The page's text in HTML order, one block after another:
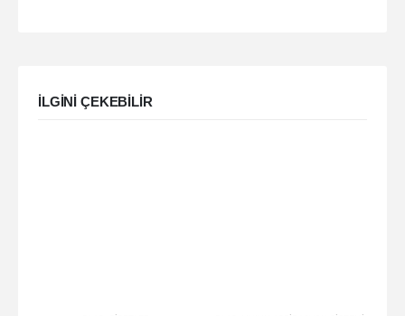
ILGINI ÇEKEBILIR